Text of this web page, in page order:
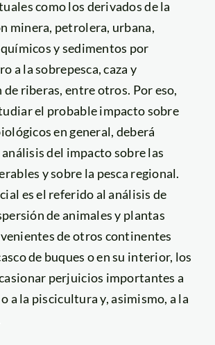
como los derivados de la
minera, petrolera, urbana,
y sedimentos por
a la sobrepesca, caza y
riberas, entre otros. Por eso,
el probable impacto sobre
en general, deberá
del impacto sobre las
y sobre la pesca regional.
es el referido al análisis de
de animales y plantas
de otros continentes
de buques o en su interior, los
perjuicios importantes a
a la piscicultura y, asimismo, a la